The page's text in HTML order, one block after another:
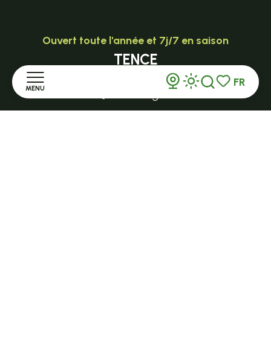
MENU
Voir les
Recherche
FR
Ouvert toute l'année et 7j/7 en saison
TENCE
32 Grande Rue - 43190